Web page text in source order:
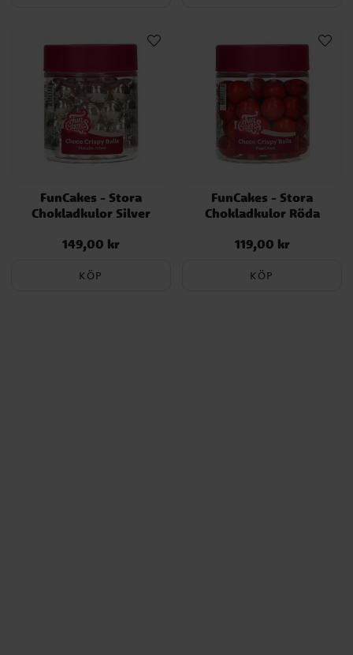
FunCakes - Stora
Chokladkulor Silver
Pris:149,00 kr
149,00 kr
KÖP
FunCakes - Stora
Chokladkulor Röda
Pris:119,00 kr
119,00 kr
KÖP